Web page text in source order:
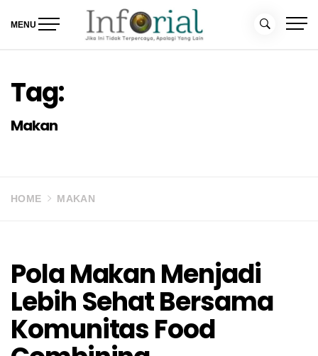
MENU
Tag:
Makan
HOME MAKAN
Pola Makan Menjadi
Lebih Sehat Bersama
Komunitas Food